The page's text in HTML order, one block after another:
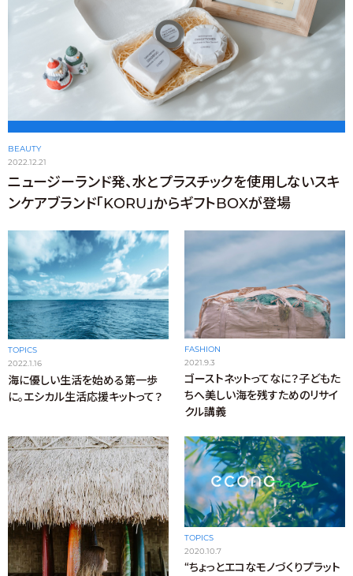
BEAUTY
2022.12.21
ニュージーランド発、水とプラスチックを使用しないスキ
ンケアブランド「KORU」からギフトBOXが登場
TOPICS
2022.1.16
海に優しい生活を始める第一歩
に。エシカル生活応援キットって？
FASHION
2021.9.3
ゴーストネットってなに？子どもた
ちへ美しい海を残すためのリサイ
クル講義
TOPICS
2020.10.7
“ちょっとエコなモノづくりプラット